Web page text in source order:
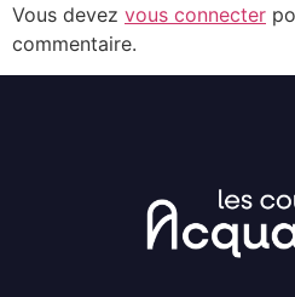
Vous devez vous connecter
commentaire.